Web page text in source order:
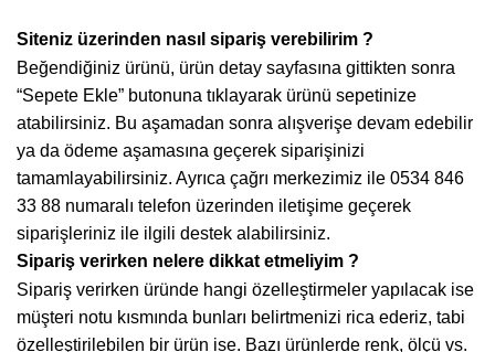
Siteniz üzerinden nasıl sipariş verebilirim ?
Beğendiğiniz ürünü, ürün detay sayfasına gittikten sonra
“Sepete Ekle” butonuna tıklayarak ürünü sepetinize
atabilirsiniz. Bu aşamadan sonra alışverişe devam edebilir
ya da ödeme aşamasına geçerek siparişinizi
tamamlayabilirsiniz. Ayrıca çağrı merkezimiz ile 0534 846
33 88 numaralı telefon üzerinden iletişime geçerek
siparişleriniz ile ilgili destek alabilirsiniz.
Sipariş verirken nelere dikkat etmeliyim ?
Sipariş verirken üründe hangi özelleştirmeler yapılacak ise
müşteri notu kısmında bunları belirtmenizi rica ederiz, tabi
özelleştirilebilen bir ürün ise. Bazı ürünlerde renk, ölçü vs.